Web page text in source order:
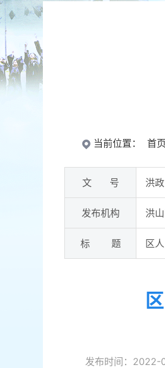
当前位置： 首页
文 号 洪
发布机构 洪
标 题 区
发布时间：2022-